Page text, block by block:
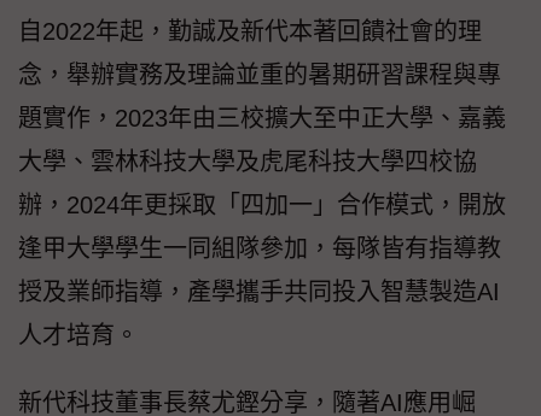
自2022年起，勤誠及新代本著回饋社會的理
念，舉辦實務及理論並重的暑期研習課程與專
題實作，2023年由三校擴大至中正大學、嘉義
大學、雲林科技大學及虎尾科技大學四校協
辦，2024年更採取「四加一」合作模式，開放
逢甲大學學生一同組隊參加，每隊皆有指導教
授及業師指導，產學攜手共同投入智慧製造AI
人才培育。
新代科技董事長蔡尤鏗分享，隨著AI應用崛